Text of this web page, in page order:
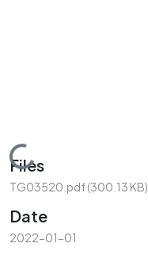
Loading...
Files
TG03520.pdf(300.13 KB)
Date
2022-01-01